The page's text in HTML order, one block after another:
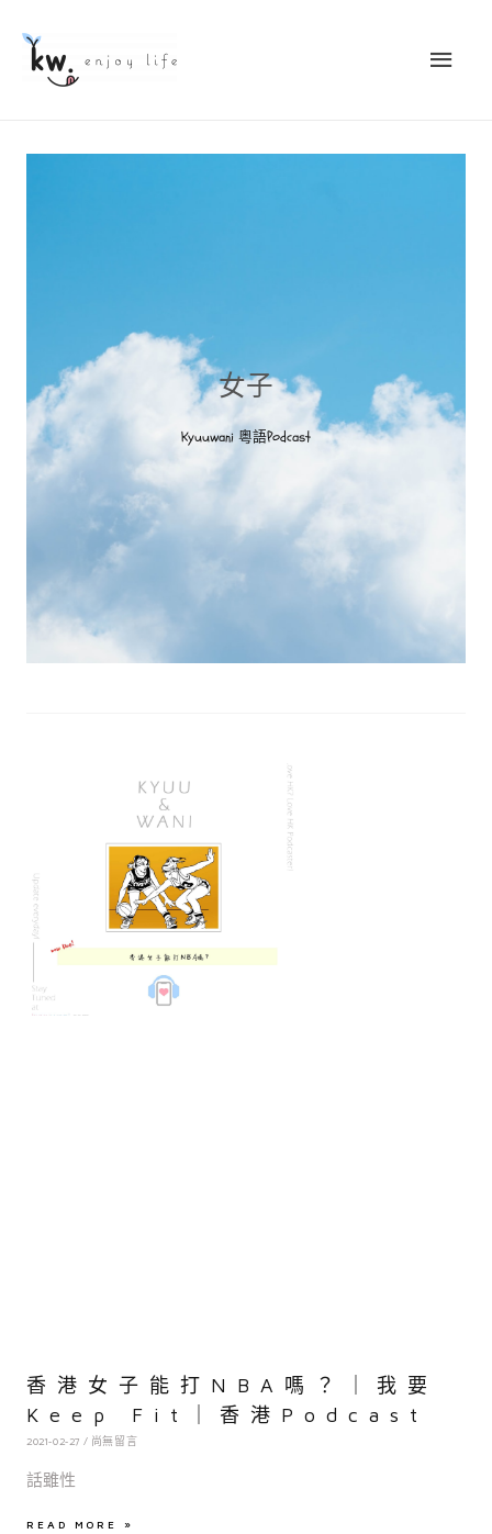
女子
Kyuuwani 粵語Podcast
香港女子能打NBA嗎？｜我要
Keep Fit｜香港Podcast
2021-02-27 尚無留言
話雖性
READ MORE »